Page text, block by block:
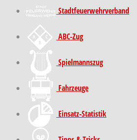
Stadt­feuer­wehr­verband
ABC-Zug
Spielmannszug
Fahrzeuge
Einsatz-Statistik